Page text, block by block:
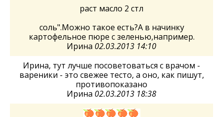
раст масло 2 стл
соль".Можно такое есть?А в начинку
картофельное пюре с зеленью,например.
Ирина 02.03.2013 14:10
Ирина, тут лучше посоветоваться с врачом -
вареники - это свежее тесто, а оно, как пишут,
противопоказано
Ирина 02.03.2013 18:38